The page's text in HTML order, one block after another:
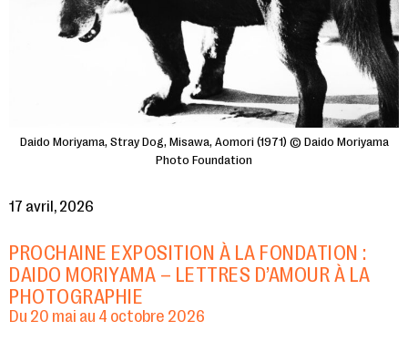
Daido Moriyama, Stray Dog, Misawa, Aomori (1971) © Daido Moriyama
Photo Foundation
17 avril, 2026
PROCHAINE EXPOSITION À LA FONDATION :
DAIDO MORIYAMA – LETTRES D’AMOUR À LA
PHOTOGRAPHIE
Du 20 mai au 4 octobre 2026